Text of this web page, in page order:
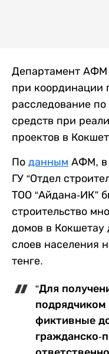
Департамент АФМ
при координации
расследование
средств при
проектов в
По данным АФМ, в
ГУ “Отдел
ТОО “Айдана-ИК”
строительство
домов в Кокшетау
слоев населения
тенге.
“Для
фиктивные
гражданско-